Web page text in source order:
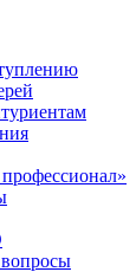
вопросы